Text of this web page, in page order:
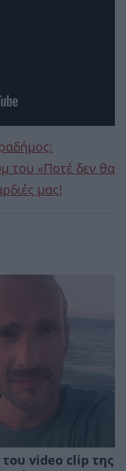
του «Ποτέ δεν θα
μας!
του video clip της